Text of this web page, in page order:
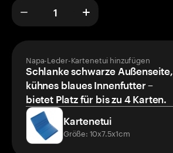
Napa-Leder-Kartenetui hinzufügen
Schlanke schwarze Außenseite,
kühnes blaues Innenfutter –
bietet Platz für bis zu 4 Karten.
Kartenetui
Größe: 10x7.5x1cm